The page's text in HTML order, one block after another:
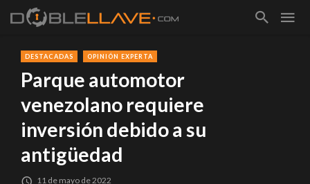
DESTACADAS OPINIÓN EXPERTA
Parque automotor
venezolano requiere
inversión debido a su
antigüedad
11 de mayo de 2022